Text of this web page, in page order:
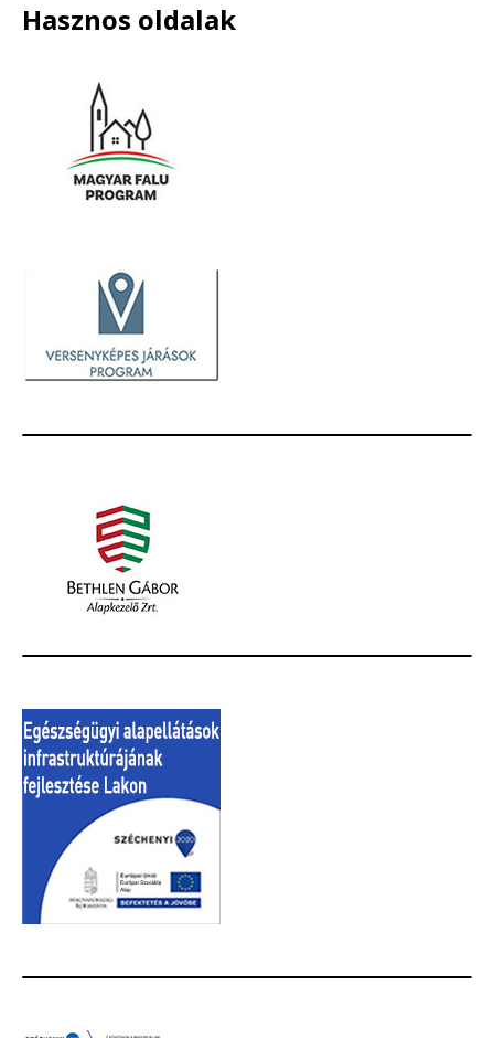
Hasznos oldalak